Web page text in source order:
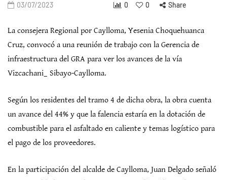
03/07/2023 0 0 Share
La consejera Regional por Caylloma, Yesenia Choquehuanca
Cruz, convocó a una reunión de trabajo con la Gerencia de
infraestructura del GRA para ver los avances de la vía
Vizcachani_ Sibayo-Caylloma.
Según los residentes del tramo 4 de dicha obra, la obra cuenta
un avance del 44% y que la falencia estaría en la dotación de
combustible para el asfaltado en caliente y temas logístico para
el pago de los proveedores.
En la participación del alcalde de Caylloma, Juan Delgado señaló